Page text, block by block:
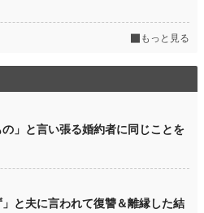
もっと見る
の」と言い張る婚約者に同じことを
」と夫に言われて復讐＆離縁した結